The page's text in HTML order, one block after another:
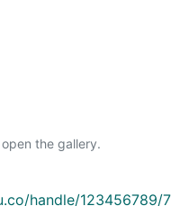
the gallery.
handle/123456789/7